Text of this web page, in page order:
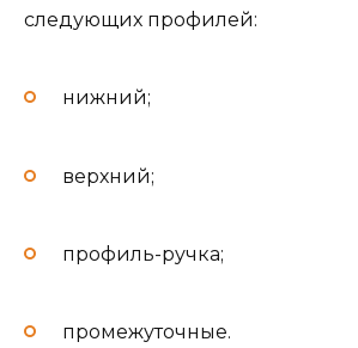
следующих профилей:
нижний;
верхний;
профиль-ручка;
промежуточные.